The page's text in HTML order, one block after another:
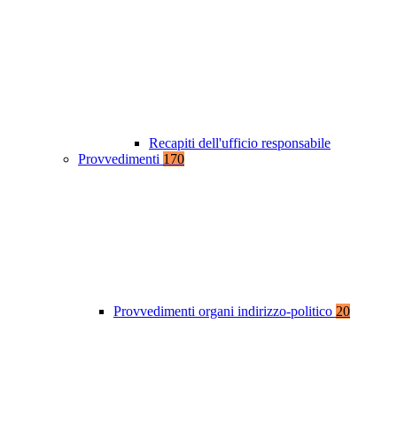
Recapiti dell'ufficio responsabile
Provvedimenti 170
Provvedimenti organi indirizzo-politico 20